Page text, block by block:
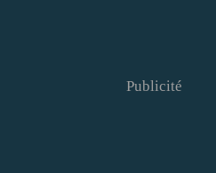
Publicité